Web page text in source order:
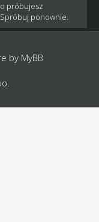
próbujesz
ponownie.
by MyBB
.